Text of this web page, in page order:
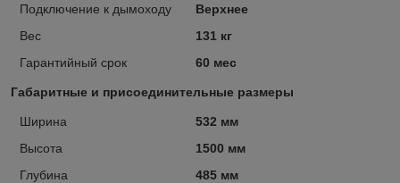
Подключение к дымоходу
Верхнее
Вес
131 кг
Гарантийный срок
60 мес
Габаритные и присоединительные размеры
Ширина
532 мм
Высота
1500 мм
Глубина
485 мм